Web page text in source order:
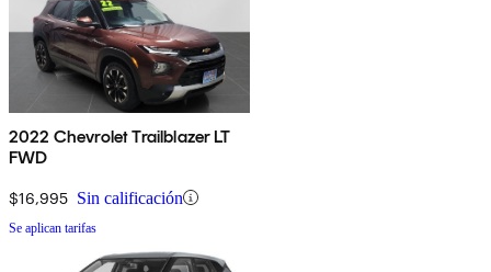
2022 Chevrolet Trailblazer LT
FWD
$16,995 Sin calificación
Se aplican tarifas